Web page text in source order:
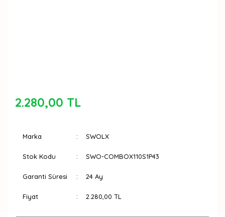
2.280,00 TL
Marka SWOLX
Stok Kodu SWO-COMBOX110S1P43
Garanti Süresi 24 Ay
Fiyat 2.280,00 TL